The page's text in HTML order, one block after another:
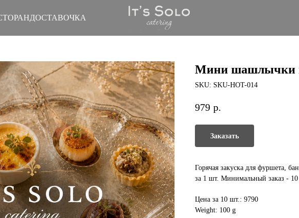
ДОСТАВОЧКА
Мини шашлычки
SKU: SKU-HOT-014
979 р.
Заказать
Горячая закуска для фуршета,
за 1 шт. Минимальный заказ -
Цена за 10 шт.: 9790
Weight: 100 g